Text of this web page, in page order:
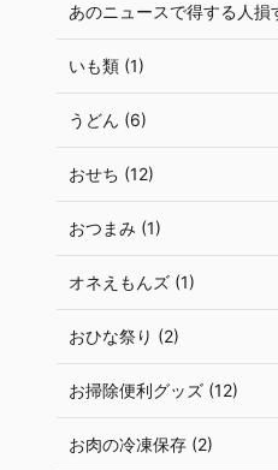
あのニュースで得する人損
いも類 (1)
うどん (6)
おせち (12)
おつまみ (1)
オネえもんズ (1)
おひな祭り (2)
お掃除便利グッズ (12)
お肉の冷凍保存 (2)